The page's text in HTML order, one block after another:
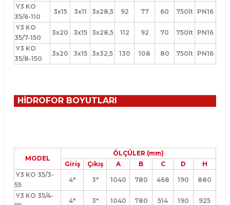
Y3 KO
35/6-110
3x15 3x11 3x28,5 92 77 60 750lt PN16
Y3 KO
35/7-150
3x20 3x15 3x28,5 112 92 70 750lt PN16
Y3 KO
35/8-150
3x20 3x15 3x32,5 130 108 80 750lt PN16
HİDROFOR BOYUTLARI
MODEL
ÖLÇÜLER (mm)
Giriş
Çıkış A B C D
H
Y3 KO 35/3-
55
4" 3" 1040 780 468 190 880
Y3 KO 35/4-
4" 3" 1040 780 514 190 925